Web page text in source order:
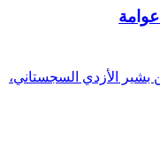
بشير الأزدي السجستاني،